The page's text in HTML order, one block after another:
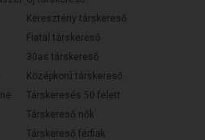
Keresztény társkereső
Fiatal társkereső
30as társkereső
Középkorú társkereső
Társkeresés 50 felett
Társkereső nők
Társkereső férfiak